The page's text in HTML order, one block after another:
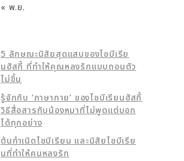
« พ.ย.
5 ลักษณะนิสัยสุดแสบของไซบีเรีย
นฮัสกี้ ที่ทำให้คุณหลงรักแบบถอนตัว
ไม่ขึ้น
รู้จักกับ ‘ภาษากาย’ ของไซบีเรียนฮัสกี้
วิธีสื่อสารกับน้องหมาที่ไม่พูดแต่บอก
ได้ทุกอย่าง
ต้นกำเนิดไซบีเรียน และนิสัยไซบีเรีย
นที่ทำให้คนหลงรัก